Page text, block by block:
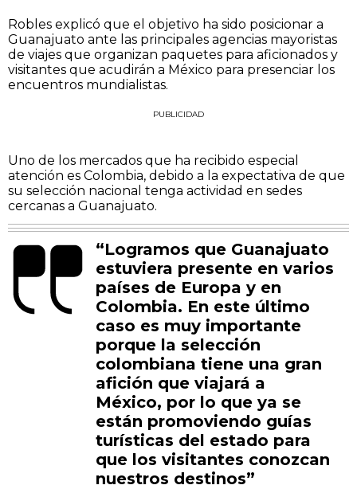
Robles explicó que el objetivo ha sido posicionar a
Guanajuato ante las principales agencias mayoristas
de viajes que organizan paquetes para aficionados y
visitantes que acudirán a México para presenciar los
encuentros mundialistas.
PUBLICIDAD
Uno de los mercados que ha recibido especial
atención es Colombia, debido a la expectativa de que
su selección nacional tenga actividad en sedes
cercanas a Guanajuato.
“Logramos que Guanajuato
estuviera presente en varios
países de Europa y en
Colombia. En este último
caso es muy importante
porque la selección
colombiana tiene una gran
afición que viajará a
México, por lo que ya se
están promoviendo guías
turísticas del estado para
que los visitantes conozcan
nuestros destinos”